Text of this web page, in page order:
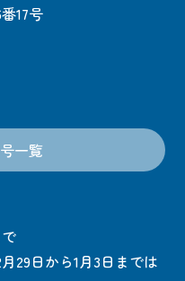
17号
一覧
29日から1月3日までは